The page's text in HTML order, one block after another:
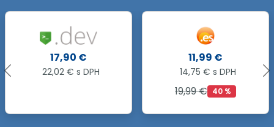
11,99 €
14,75 € s DPH
5 €
6,15 € s DPH
19,59 € 74 %